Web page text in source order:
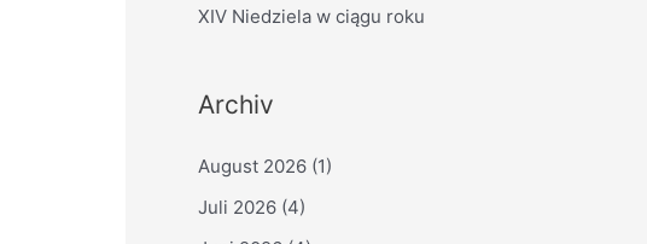
XIV Niedziela w ciągu roku
Archiv
August 2026 (1)
Juli 2026 (4)